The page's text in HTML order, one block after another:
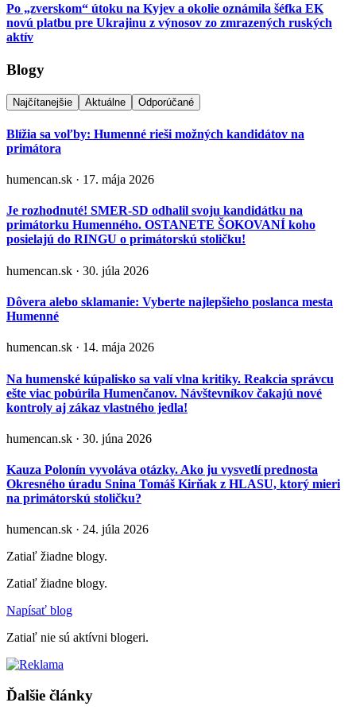
Po „zverskom“ útoku na Kyjev a okolie oznámila šéfka EK
novú platbu pre Ukrajinu z výnosov zo zmrazených ruských
aktív
Blogy
Najčítanejšie Aktuálne Odporúčané
Blížia sa voľby: Humenné rieši možných kandidátov na
primátora
humencan.sk · 17. mája 2026
Je rozhodnuté! SMER-SD odhalil svoju kandidátku na
primátorku Humenného. OSTANETE ŠOKOVANÍ koho
posielajú do RINGU o primátorskú stoličku!
humencan.sk · 30. júla 2026
Dôvera alebo sklamanie: Vyberte najlepšieho poslanca mesta
Humenné
humencan.sk · 14. mája 2026
Na humenské kúpalisko sa valí vlna kritiky. Reakcia správcu
ešte viac pobúrila Humenčanov. Návštevníkov čakajú nové
kontroly aj zákaz vlastného jedla!
humencan.sk · 30. júna 2026
Kauza Polonín vyvoláva otázky. Ako ju vysvetlí prednosta
Okresného úradu Snina Tomáš Kirňak z HLASU, ktorý mieri
na primátorskú stoličku?
humencan.sk · 24. júla 2026
Zatiaľ žiadne blogy.
Zatiaľ žiadne blogy.
Napísať blog
Zatiaľ nie sú aktívni blogeri.
Ďalšie články